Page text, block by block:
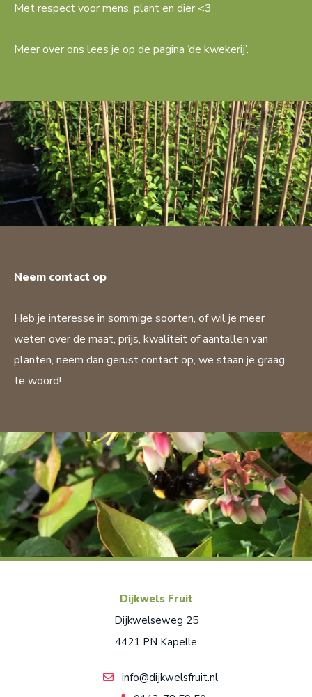
Met respect voor mens, plant en dier <3
Meer over ons lees je op de pagina ‘de kwekerij’.
Neem contact op
Heb je interesse in sommige soorten, of wil je meer
weten over de maat, prijs, kwaliteit of aantallen van
planten, neem dan gerust contact op, we staan je graag
te woord!
Dijkwels Fruit
Dijkwelseweg 25
4421 PN Kapelle
info@dijkwelsfruit.nl